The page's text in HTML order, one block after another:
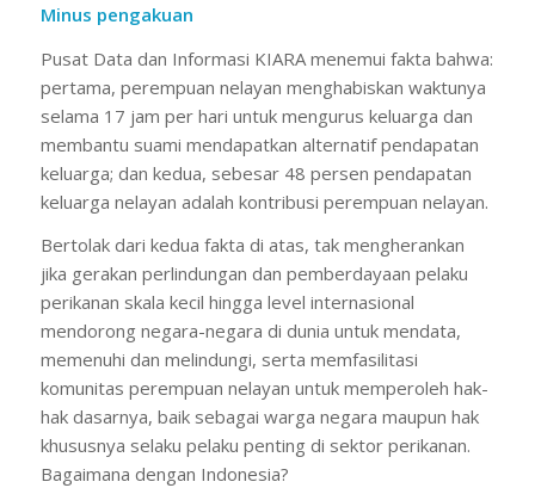
Minus pengakuan
Pusat Data dan Informasi KIARA menemui fakta bahwa:
pertama, perempuan nelayan menghabiskan waktunya
selama 17 jam per hari untuk mengurus keluarga dan
membantu suami mendapatkan alternatif pendapatan
keluarga; dan kedua, sebesar 48 persen pendapatan
keluarga nelayan adalah kontribusi perempuan nelayan.
Bertolak dari kedua fakta di atas, tak mengherankan
jika gerakan perlindungan dan pemberdayaan pelaku
perikanan skala kecil hingga level internasional
mendorong negara-negara di dunia untuk mendata,
memenuhi dan melindungi, serta memfasilitasi
komunitas perempuan nelayan untuk memperoleh hak-
hak dasarnya, baik sebagai warga negara maupun hak
khususnya selaku pelaku penting di sektor perikanan.
Bagaimana dengan Indonesia?